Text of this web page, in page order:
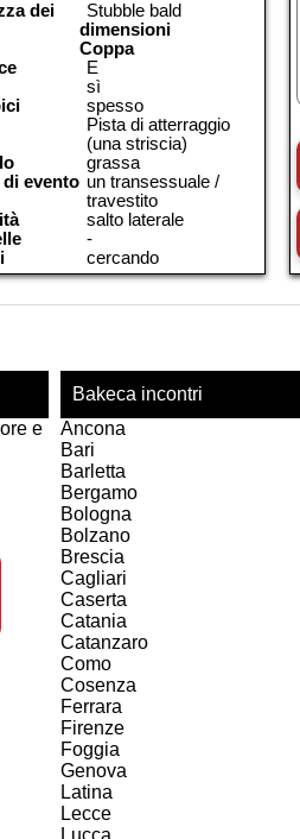
dei
Stubble bald
dimensioni
Coppa
E
sì
spesso
Pista di atterraggio
(una striscia)
grassa
un transessuale /
travestito
di evento
salto laterale
-
cercando
e
Bakeca incontri
Ancona
Bari
Barletta
Bergamo
Bologna
Bolzano
Brescia
Cagliari
Caserta
Catania
Catanzaro
Como
Cosenza
Ferrara
Firenze
Foggia
Genova
Latina
Lecce
Lucca